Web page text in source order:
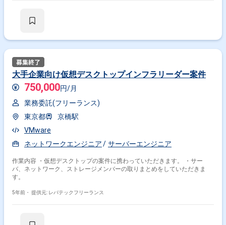
大手企業向け仮想デスクトップインフラリーダー案件
750,000円/月
業務委託(フリーランス)
東京都
京橋駅
VMware
ネットワークエンジニア
サーバーエンジニア
作業内容 ・仮想デスクトップの案件に携わっていただきます。 ・サー
バ、ネットワーク、ストレージメンバーの取りまとめをしていただきま
す。
5年前・ 提供元: レバテックフリーランス